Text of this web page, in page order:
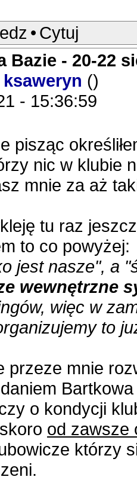
• Cytuj
Bazie - 20-22
ksaweryn ()
- 15:36:59
pisząc
nic w klubie
mnie za aż
tu raz
to co powyżej:
jest nasze", a
wewnętrzne
więc w
to
przeze mnie
o kondycji
od zawsze
którzy